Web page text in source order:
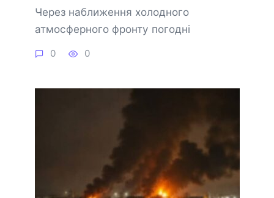
Через наближення холодного
атмосферного фронту погодні
0 0